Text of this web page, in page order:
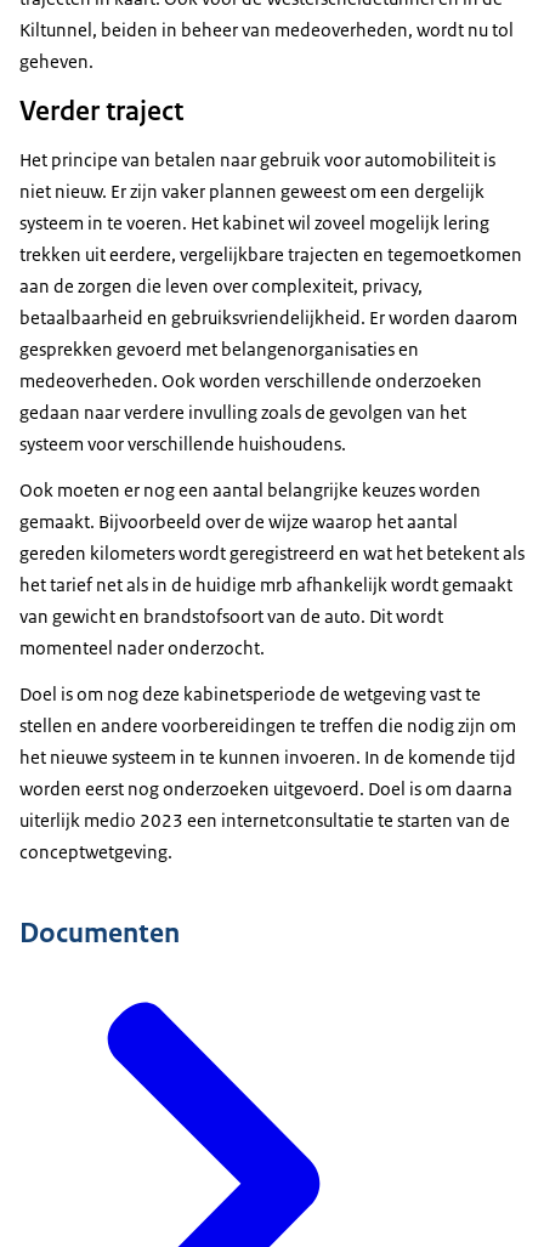
Kiltunnel, beiden in beheer van medeoverheden, wordt nu tol
geheven.
Verder traject
Het principe van betalen naar gebruik voor automobiliteit is
niet nieuw. Er zijn vaker plannen geweest om een dergelijk
systeem in te voeren. Het kabinet wil zoveel mogelijk lering
trekken uit eerdere, vergelijkbare trajecten en tegemoetkomen
aan de zorgen die leven over complexiteit, privacy,
betaalbaarheid en gebruiksvriendelijkheid. Er worden daarom
gesprekken gevoerd met belangenorganisaties en
medeoverheden. Ook worden verschillende onderzoeken
gedaan naar verdere invulling zoals de gevolgen van het
systeem voor verschillende huishoudens.
Ook moeten er nog een aantal belangrijke keuzes worden
gemaakt. Bijvoorbeeld over de wijze waarop het aantal
gereden kilometers wordt geregistreerd en wat het betekent als
het tarief net als in de huidige mrb afhankelijk wordt gemaakt
van gewicht en brandstofsoort van de auto. Dit wordt
momenteel nader onderzocht.
Doel is om nog deze kabinetsperiode de wetgeving vast te
stellen en andere voorbereidingen te treffen die nodig zijn om
het nieuwe systeem in te kunnen invoeren. In de komende tijd
worden eerst nog onderzoeken uitgevoerd. Doel is om daarna
uiterlijk medio 2023 een internetconsultatie te starten van de
conceptwetgeving.
Documenten